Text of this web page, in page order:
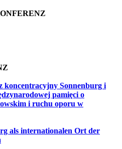
koncentracyjny Sonnenburg i
pamięci o
i ruchu oporu w
als internationalen Ort der